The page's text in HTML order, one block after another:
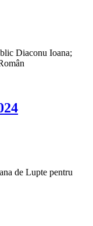
Diaconu Ioana;
de Lupte pentru